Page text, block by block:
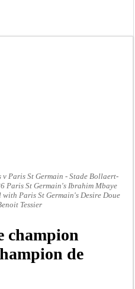
Paris St Germain - Stade Bollaert-
Paris St Germain's Ibrahim Mbaye
Paris St Germain's Desire Doue
Tessier
champion
de